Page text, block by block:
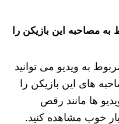
مصاحبه این بازیکن را
به ویدیو می توانید
های این بازیکن را
ها مانند رقص
خوب مشاهده کنید.